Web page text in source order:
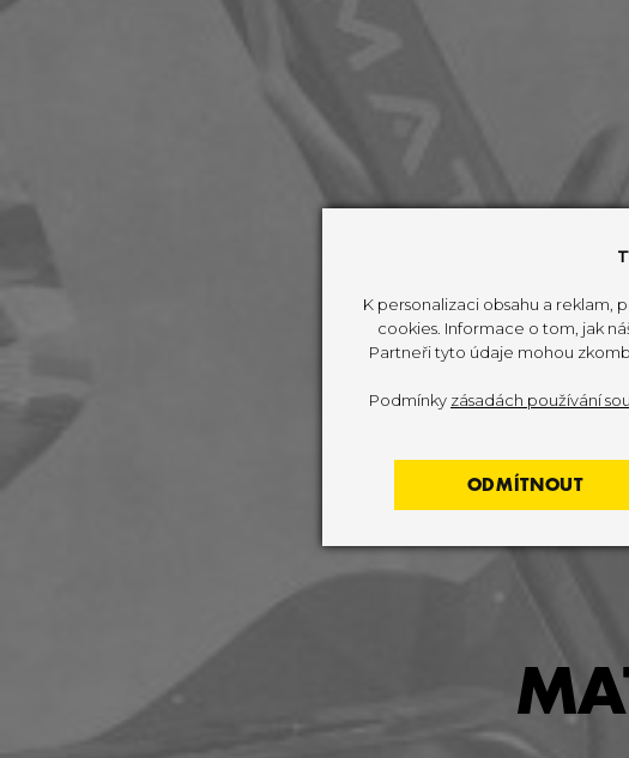
K personalizaci obsahu a reklam,
cookies. Informace o tom, jak
Partneři tyto údaje mohou
Podmínky zásadách používání
ODMÍTNOUT